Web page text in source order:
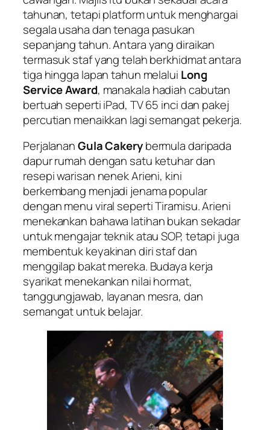
tahunan, tetapi platform untuk menghargai
segala usaha dan tenaga pasukan
sepanjang tahun. Antara yang diraikan
termasuk staf yang telah berkhidmat antara
tiga hingga lapan tahun melalui Long
Service Award, manakala hadiah cabutan
bertuah seperti iPad, TV 65 inci dan pakej
percutian menaikkan lagi semangat pekerja.
PerjalananGula Cakerybermula daripada
dapur rumah dengan satu ketuhar dan
resepi warisan nenek Arieni, kini
berkembang menjadi jenama popular
dengan menu viral seperti Tiramisu. Arieni
menekankan bahawa latihan bukan sekadar
untuk mengajar teknik atau SOP, tetapi juga
membentuk keyakinan diri staf dan
menggilap bakat mereka. Budaya kerja
syarikat menekankan nilai hormat,
tanggungjawab, layanan mesra, dan
semangat untuk belajar.